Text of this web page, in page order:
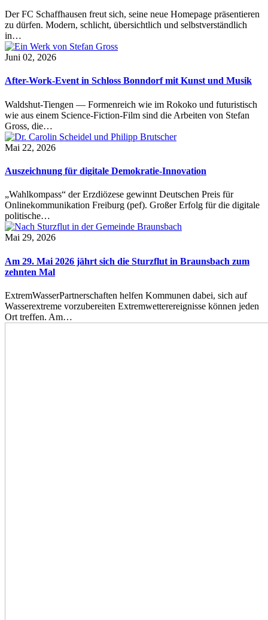
Der FC Schaffhausen freut sich, seine neue Homepage präsentieren
zu dürfen. Modern, schlicht, übersichtlich und selbstverständlich
in…
Juni 02, 2026
After-Work-Event in Schloss Bonndorf mit Kunst und Musik
Waldshut-Tiengen — Formenreich wie im Rokoko und futuristisch
wie aus einem Science-Fiction-Film sind die Arbeiten von Stefan
Gross, die…
Mai 22, 2026
Auszeichnung für digitale Demokratie-Innovation
„Wahlkompass“ der Erzdiözese gewinnt Deutschen Preis für
Onlinekommunikation Freiburg (pef). Großer Erfolg für die digitale
politische…
Mai 29, 2026
Am 29. Mai 2026 jährt sich die Sturzflut in Braunsbach zum
zehnten Mal
ExtremWasserPartnerschaften helfen Kommunen dabei, sich auf
Wasserextreme vorzubereiten Extremwetterereignisse können jeden
Ort treffen. Am…